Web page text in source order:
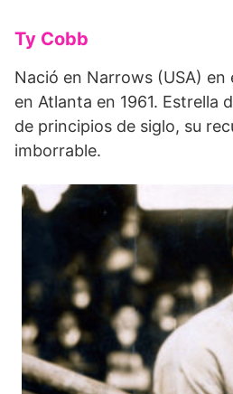
Ty Cobb
Nació en Narrows (USA) en
en Atlanta en 1961. Estrella
de principios de siglo, su
imborrable.